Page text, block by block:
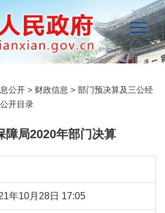
公开 > 财政信息 > 部门预决算及三公经
开目录
障局2020年部门决算
年10月28日 17:05